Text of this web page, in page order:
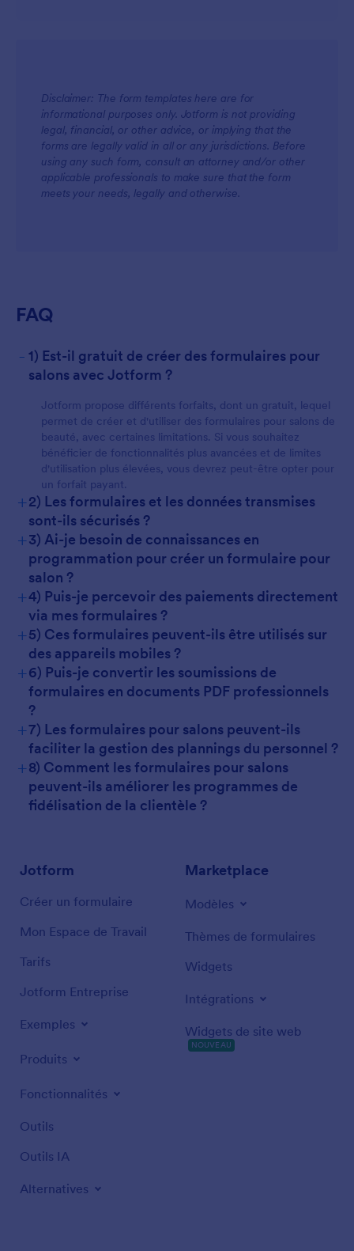
For Teams
Disclaimer: The form templates here are for
informational purposes only. Jotform is not providing
legal, financial, or other advice, or implying that the
forms are legally valid in all or any jurisdictions. Before
using any such form, consult an attorney and/or other
applicable professionals to make sure that the form
meets your needs, legally and otherwise.
FAQ
- 1) Est-il gratuit de créer des formulaires pour
salons avec Jotform ?
Jotform propose différents forfaits, dont un gratuit, lequel
permet de créer et d'utiliser des formulaires pour salons de
beauté, avec certaines limitations. Si vous souhaitez
bénéficier de fonctionnalités plus avancées et de limites
d'utilisation plus élevées, vous devrez peut-être opter pour
un forfait payant.
+2) Les formulaires et les données transmises
sont-ils sécurisés ?
+3) Ai-je besoin de connaissances en
programmation pour créer un formulaire pour
salon ?
+4) Puis-je percevoir des paiements directement
via mes formulaires ?
+5) Ces formulaires peuvent-ils être utilisés sur
des appareils mobiles ?
+6) Puis-je convertir les soumissions de
formulaires en documents PDF professionnels
?
+7) Les formulaires pour salons peuvent-ils
faciliter la gestion des plannings du personnel ?
+8) Comment les formulaires pour salons
peuvent-ils améliorer les programmes de
fidélisation de la clientèle ?
Jotform
Créer un formulaire
Mon Espace de Travail
Tarifs
Jotform Entreprise
Exemples
Produits
Fonctionnalités
Outils
Outils IA
Alternatives
Marketplace
Modèles
Thèmes de formulaires
Widgets
Intégrations
Widgets de site web
NOUVEAU